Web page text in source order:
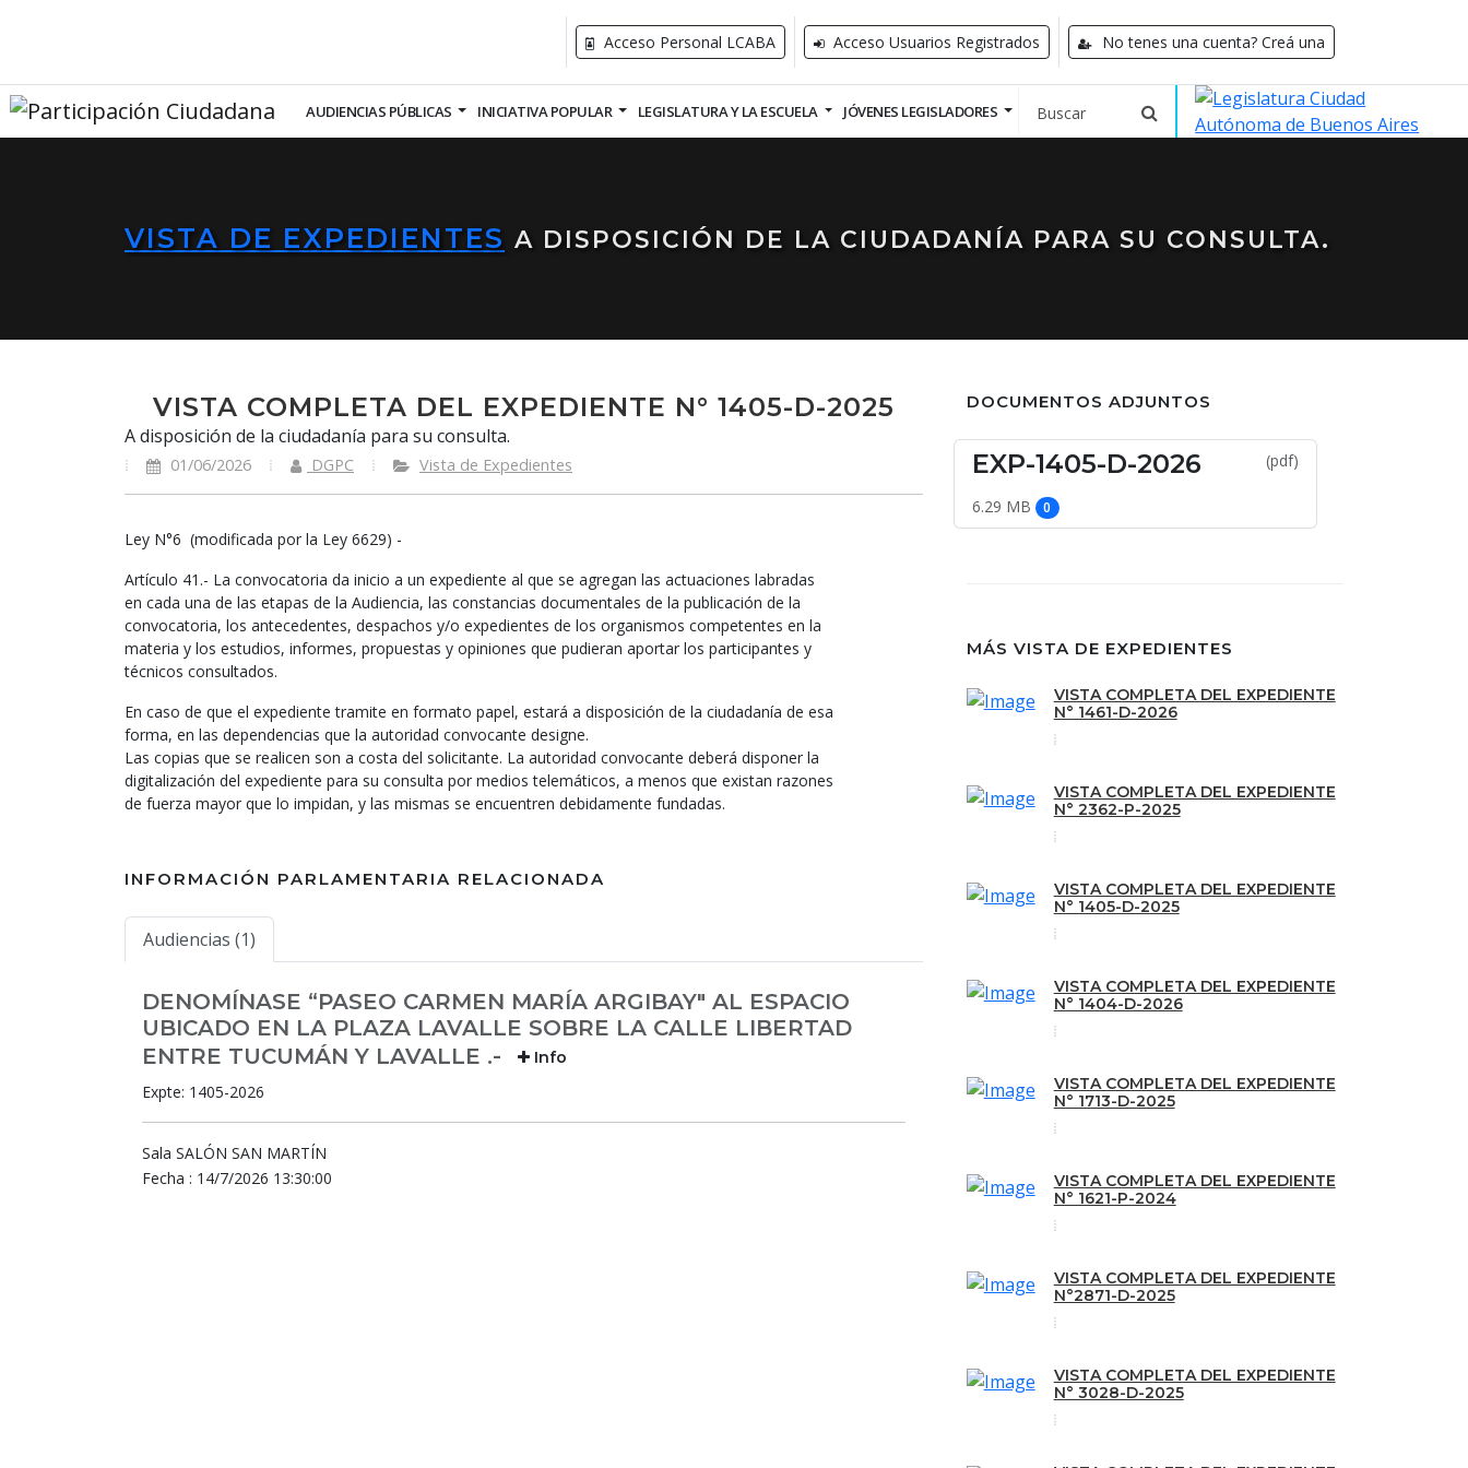
Acceso Personal LCABA Acceso Usuarios Registrados No tenes una cuenta? Creá una
AUDIENCIAS PÚBLICAS INICIATIVA POPULAR LEGISLATURA Y LA ESCUELA JÓVENES LEGISLADORES
VISTA DE EXPEDIENTES A DISPOSICIÓN DE LA CIUDADANÍA PARA SU CONSULTA.
VISTA COMPLETA DEL EXPEDIENTE N° 1405-D-2025
A disposición de la ciudadanía para su consulta.
01/06/2026 DGPC Vista de Expedientes
Ley N°6 (modificada por la Ley 6629) -
Artículo 41.- La convocatoria da inicio a un expediente al que se agregan las actuaciones labradas
en cada una de las etapas de la Audiencia, las constancias documentales de la publicación de la
convocatoria, los antecedentes, despachos y/o expedientes de los organismos competentes en la
materia y los estudios, informes, propuestas y opiniones que pudieran aportar los participantes y
técnicos consultados.
En caso de que el expediente tramite en formato papel, estará a disposición de la ciudadanía de esa
forma, en las dependencias que la autoridad convocante designe.
Las copias que se realicen son a costa del solicitante. La autoridad convocante deberá disponer la
digitalización del expediente para su consulta por medios telemáticos, a menos que existan razones
de fuerza mayor que lo impidan, y las mismas se encuentren debidamente fundadas.
INFORMACIÓN PARLAMENTARIA RELACIONADA
Audiencias (1)
DENOMÍNASE “PASEO CARMEN MARÍA ARGIBAY" AL ESPACIO
UBICADO EN LA PLAZA LAVALLE SOBRE LA CALLE LIBERTAD
ENTRE TUCUMÁN Y LAVALLE .-
Info
Expte: 1405-2026
Sala SALÓN SAN MARTÍN
Fecha : 14/7/2026 13:30:00
DOCUMENTOS ADJUNTOS
EXP-1405-D-2026 (pdf)
6.29 MB 0
MÁS VISTA DE EXPEDIENTES
VISTA COMPLETA DEL EXPEDIENTE
N° 1461-D-2026
VISTA COMPLETA DEL EXPEDIENTE
N° 2362-P-2025
VISTA COMPLETA DEL EXPEDIENTE
N° 1405-D-2025
VISTA COMPLETA DEL EXPEDIENTE
N° 1404-D-2026
VISTA COMPLETA DEL EXPEDIENTE
N° 1713-D-2025
VISTA COMPLETA DEL EXPEDIENTE
N° 1621-P-2024
VISTA COMPLETA DEL EXPEDIENTE
N°2871-D-2025
VISTA COMPLETA DEL EXPEDIENTE
N° 3028-D-2025